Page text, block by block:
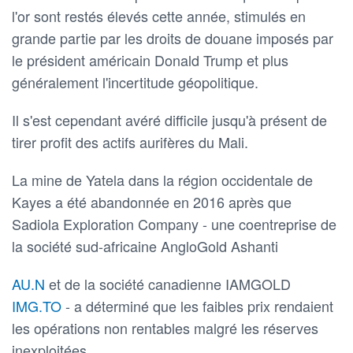
l'or sont restés élevés cette année, stimulés en
grande partie par les droits de douane imposés par
le président américain Donald Trump et plus
généralement l'incertitude géopolitique.
Il s'est cependant avéré difficile jusqu'à présent de
tirer profit des actifs aurifères du Mali.
La mine de Yatela dans la région occidentale de
Kayes a été abandonnée en 2016 après que
Sadiola Exploration Company - une coentreprise de
la société sud-africaine AngloGold Ashanti
AU.N et de la société canadienne IAMGOLD
IMG.TO- a déterminé que les faibles prix rendaient
les opérations non rentables malgré les réserves